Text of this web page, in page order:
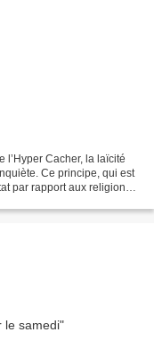
l’Hyper Cacher, la laïcité
Ce principe, qui est
par rapport aux religions,